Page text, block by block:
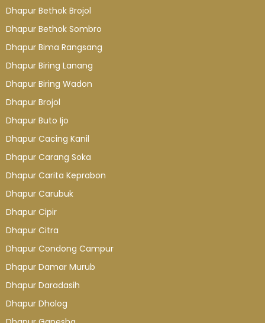
Dhapur Bethok Brojol
Dhapur Bethok Sombro
Dhapur Bima Rangsang
Dhapur Biring Lanang
Dhapur Biring Wadon
Dhapur Brojol
Dhapur Buto Ijo
Dhapur Cacing Kanil
Dhapur Carang Soka
Dhapur Carita Keprabon
Dhapur Carubuk
Dhapur Cipir
Dhapur Citra
Dhapur Condong Campur
Dhapur Damar Murub
Dhapur Daradasih
Dhapur Dholog